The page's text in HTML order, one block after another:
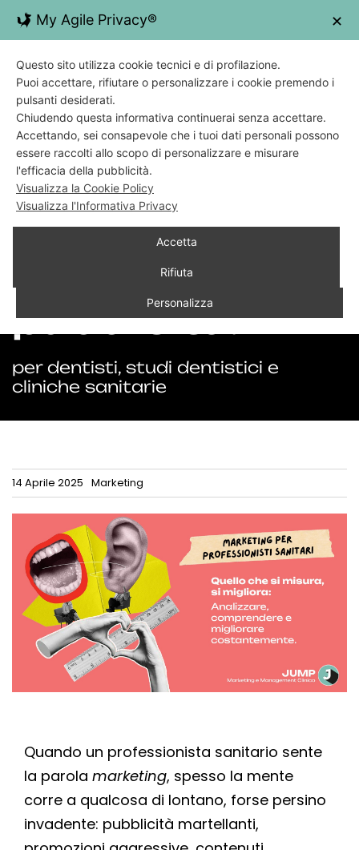
Salta
al
contenuto
Blog
Marketing per
professionisti
sanitari: molto
più di una
pubblicità.
per dentisti, studi dentistici e
cliniche sanitarie
14 Aprile 2025 Marketing
Quando un professionista sanitario sente
la parola marketing, spesso la mente
corre a qualcosa di lontano, forse persino
invadente: pubblicità martellanti,
My Agile Privacy® ✕
Questo sito utilizza cookie tecnici e di profilazione.
Puoi accettare, rifiutare o personalizzare i cookie premendo i
pulsanti desiderati.
Chiudendo questa informativa continuerai senza accettare.
Accettando, sei consapevole che i tuoi dati personali possono
essere raccolti allo scopo di personalizzare e misurare
l'efficacia della pubblicità.
Visualizza la Cookie Policy
Visualizza l'Informativa Privacy
Accetta
Rifiuta
Personalizza